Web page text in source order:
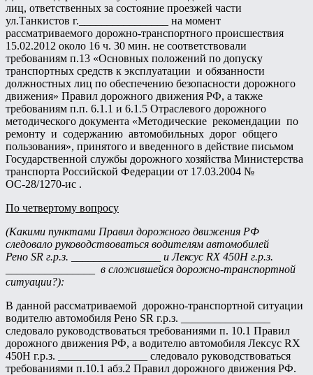
лиц, ответственных за состояние проезжей части
ул.Танкистов г.________________ на момент
рассматриваемого дорожно-транспортного происшествия
15.02.2012 около 16 ч. 30 мин. не соответствовали
требованиям п.13 «Основных положений по допуску
транспортных средств к эксплуатации и обязанности
должностных лиц по обеспечению безопасности дорожного
движения» Правил дорожного движения РФ, а также
требованиям п.п. 6.1.1 и 6.1.5 Отраслевого дорожного
методического документа «Методические рекомендации по
ремонту и содержанию автомобильных дорог общего
пользования», принятого и введенного в действие письмом
Государственной службы дорожного хозяйства Министерства
транспорта Российской Федерации от 17.03.2004 №
ОС-28/1270-ис .
По четвертому вопросу
(Какими пунктами Правил дорожного движения РФ
следовало руководствоваться водителям автомобилей
Рено SR г.р.з. ________________ и Лексус RX450Hг.р.з.
________________ в сложившейся дорожно-транспортной
ситуации?):
В данной рассматриваемой дорожно-транспортной ситуации
водителю автомобиля Рено SR г.р.з. ________________
следовало руководствоваться требованиями п. 10.1 Правил
дорожного движения РФ, а водителю автомобиля Лексус RX
450Н г.р.з. ________________ следовало руководствоваться
требованиями п.10.1 абз.2 Правил дорожного движения РФ.